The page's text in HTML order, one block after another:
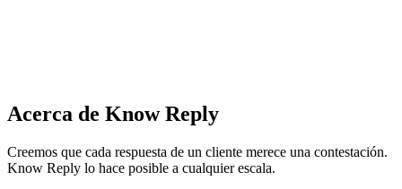
Acerca de Know Reply
Creemos que cada respuesta de un cliente merece una contestación.
Know Reply lo hace posible a cualquier escala.